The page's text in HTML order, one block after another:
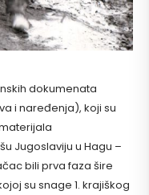
dokumenata
i naređenja), koji su
Jugoslaviju u Hagu –
bili prva faza šire
su snage 1. krajiškog